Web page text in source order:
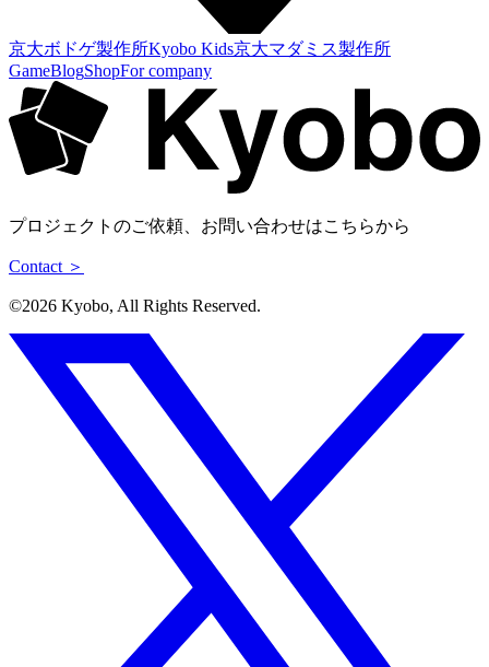
京大ボドゲ製作所Kyobo Kids京大マダミス製作所
GameBlogShopFor company
プロジェクトのご依頼、お問い合わせはこちらから
Contact ＞
©︎2026 Kyobo, All Rights Reserved.